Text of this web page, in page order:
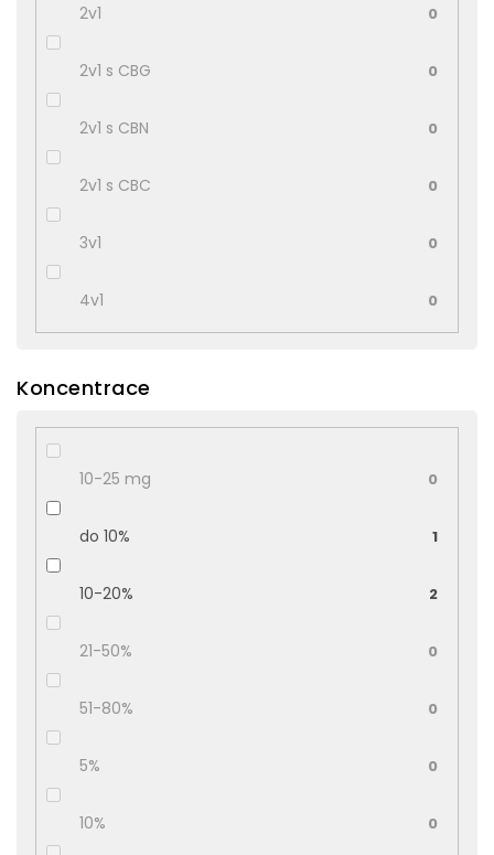
2v1 0
2v1 s CBG 0
2v1 s CBN 0
2v1 s CBC 0
3v1 0
4v1 0
Koncentrace
10-25 mg 0
do 10% 1
10-20% 2
21-50% 0
51-80% 0
5% 0
10% 0